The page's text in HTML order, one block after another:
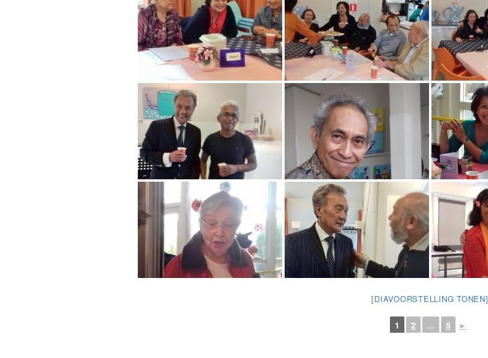
[DIAVOORSTELLING TONEN]
1 2 ... 5 ►